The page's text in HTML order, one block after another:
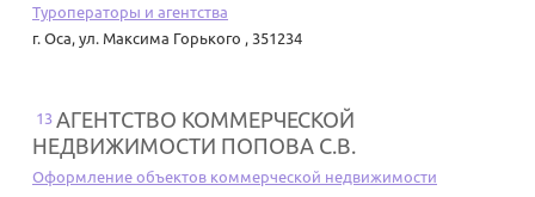
Туроператоры и агентства
г. Оса, ул. Максима Горького , 351234
13 АГЕНТСТВО КОММЕРЧЕСКОЙ
НЕДВИЖИМОСТИ ПОПОВА С.В.
Оформление объектов коммерческой недвижимости